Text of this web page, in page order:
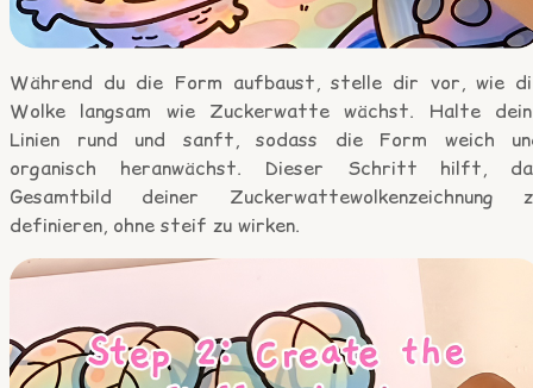
Während du die Form aufbaust, stelle dir vor, wie
Wolke langsam wie Zuckerwatte wächst. Halte
Linien rund und sanft, sodass die Form weich
organisch heranwächst. Dieser Schritt hilft,
Gesamtbild deiner Zuckerwattewolkenzeichnung
definieren, ohne steif zu wirken.